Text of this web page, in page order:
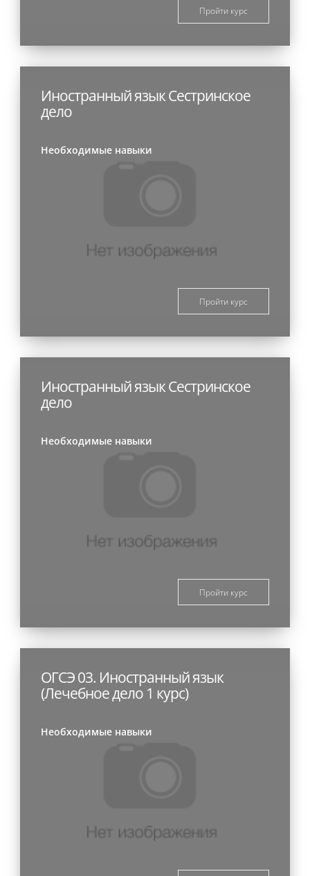
Пройти курс
Иностранный язык Сестринское
дело
Необходимые навыки
Пройти курс
Иностранный язык Сестринское
дело
Необходимые навыки
Пройти курс
ОГСЭ 03. Иностранный язык
(Лечебное дело 1 курс)
Необходимые навыки